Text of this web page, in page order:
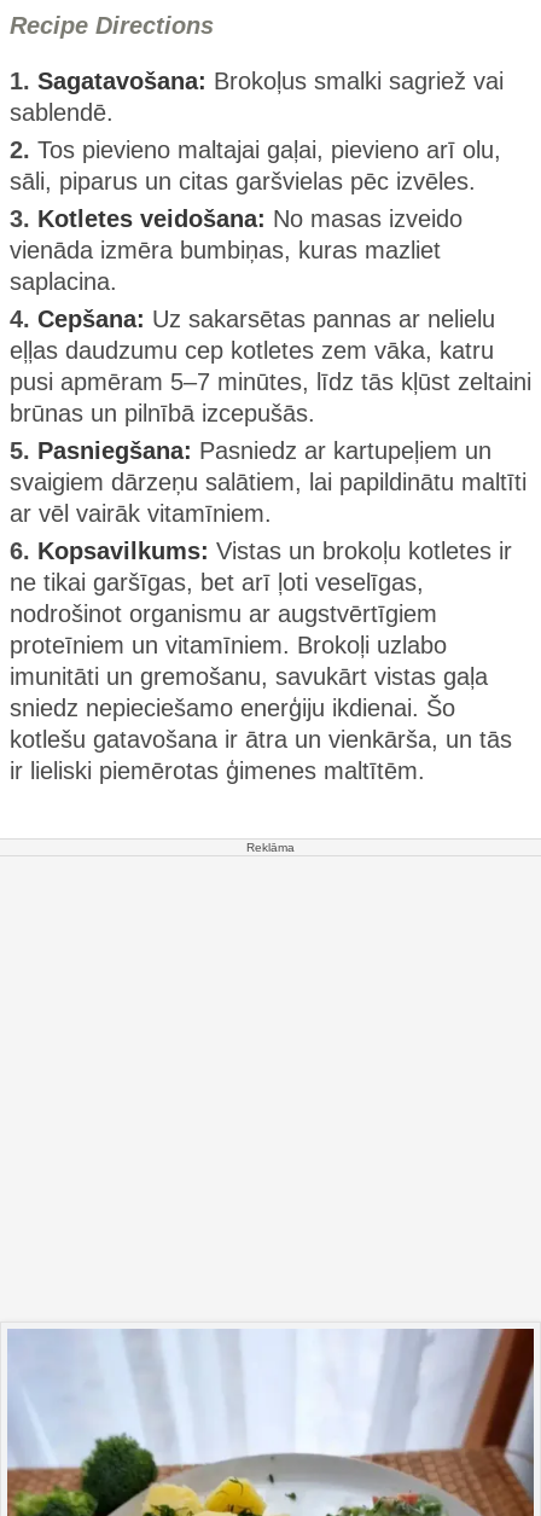
Recipe Directions
1. Sagatavošana: Brokoļus smalki sagriež vai
sablendē.
2. Tos pievieno maltajai gaļai, pievieno arī olu,
sāli, piparus un citas garšvielas pēc izvēles.
3. Kotletes veidošana: No masas izveido
vienāda izmēra bumbiņas, kuras mazliet
saplacina.
4. Cepšana: Uz sakarsētas pannas ar nelielu
eļļas daudzumu cep kotletes zem vāka, katru
pusi apmēram 5–7 minūtes, līdz tās kļūst zeltaini
brūnas un pilnībā izcepušās.
5. Pasniegšana: Pasniedz ar kartupeļiem un
svaigiem dārzeņu salātiem, lai papildinātu maltīti
ar vēl vairāk vitamīniem.
6. Kopsavilkums: Vistas un brokoļu kotletes ir
ne tikai garšīgas, bet arī ļoti veselīgas,
nodrošinot organismu ar augstvērtīgiem
proteīniem un vitamīniem. Brokoļi uzlabo
imunitāti un gremošanu, savukārt vistas gaļa
sniedz nepieciešamo enerģiju ikdienai. Šo
kotlešu gatavošana ir ātra un vienkārša, un tās
ir lieliski piemērotas ģimenes maltītēm.
Reklāma